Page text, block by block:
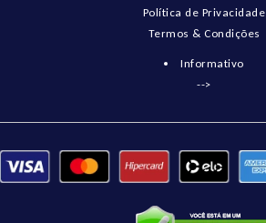
Política de Privacidade
Termos & Condições
Informativo
-->